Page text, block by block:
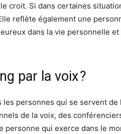
croit. Si dans certaines
reflète également une
dans la vie personnelle
par la voix ?
les personnes qui se servent
de la voix, des
personne qui exerce dans le